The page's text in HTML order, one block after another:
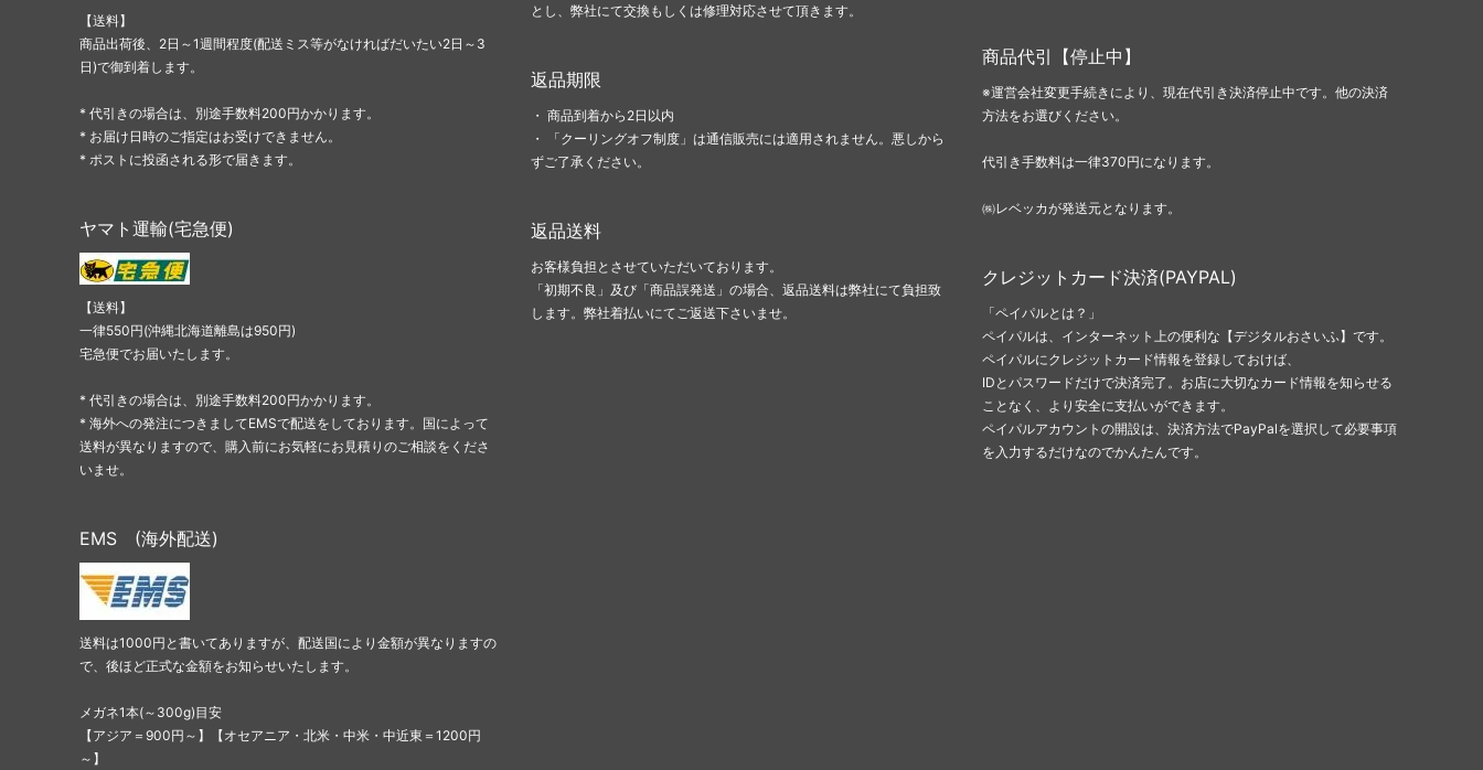
【送料】
商品出荷後、2日～1週間程度(配送ミス等がなければだいたい2日～3
日)で御到着します。
* 代引きの場合は、別途手数料200円かかります。
* お届け日時のご指定はお受けできません。
* ポストに投函される形で届きます。
ヤマト運輸(宅急便)
【送料】
一律550円(沖縄北海道離島は950円)
宅急便でお届いたします。
* 代引きの場合は、別途手数料200円かかります。
* 海外への発注につきましてEMSで配送をしております。国によって
送料が異なりますので、購入前にお気軽にお見積りのご相談をくださ
いませ。
EMS (海外配送)
送料は1000円と書いてありますが、配送国により金額が異なりますの
で、後ほど正式な金額をお知らせいたします。
メガネ1本(～300g)目安
【アジア＝900円～】【オセアニア・北米・中米・中近東＝1200円
～】
とし、弊社にて交換もしくは修理対応させて頂きます。
返品期限
・ 商品到着から2日以内
・ 「クーリングオフ制度」は通信販売には適用されません。悪しから
ずご了承ください。
返品送料
お客様負担とさせていただいております。
「初期不良」及び「商品誤発送」の場合、返品送料は弊社にて負担致
します。弊社着払いにてご返送下さいませ。
商品代引【停止中】
※運営会社変更手続きにより、現在代引き決済停止中です。他の決済
方法をお選びください。
代引き手数料は一律370円になります。
㈱レベッカが発送元となります。
クレジットカード決済(PAYPAL)
「ペイパルとは？」
ペイパルは、インターネット上の便利な【デジタルおさいふ】です。
ペイパルにクレジットカード情報を登録しておけば、
IDとパスワードだけで決済完了。お店に大切なカード情報を知らせる
ことなく、より安全に支払いができます。
ペイパルアカウントの開設は、決済方法でPayPalを選択して必要事項
を入力するだけなのでかんたんです。